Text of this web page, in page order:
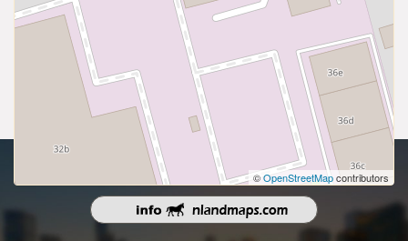
©OpenStreetMapcontributors
Copyright 2026 | Alle rechten voorbehouden.